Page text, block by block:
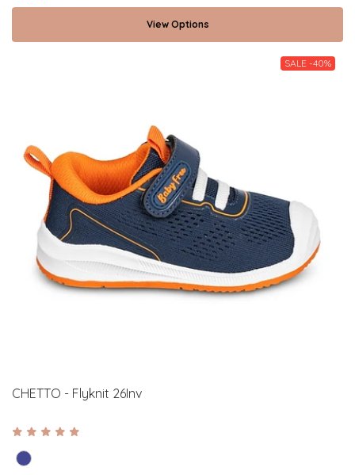
View Options
SALE -40%
CHETTO - Flyknit 26Inv